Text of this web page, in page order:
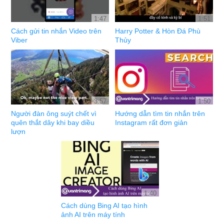
1:47
Cách gửi tin nhắn Video trên
Viber
1:51
Harry Potter & Hòn Đá Phù
Thủy
3:57
Người đàn ông suýt chết vì
quên thắt dây khi bay diều
lượn
1:50
Hướng dẫn tìm tin nhắn trên
Instagram rất đơn giản
1:40
Cách dùng Bing AI tạo hình
ảnh AI trên máy tính